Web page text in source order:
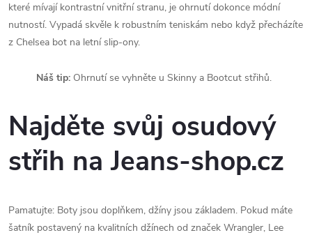
které mívají kontrastní vnitřní stranu, je ohrnutí dokonce módní
nutností. Vypadá skvěle k robustním teniskám nebo když přecházíte
z Chelsea bot na letní slip-ony.
Náš tip: Ohrnutí se vyhněte u Skinny a Bootcut střihů.
Najděte svůj osudový
střih na Jeans-shop.cz
Pamatujte: Boty jsou doplňkem, džíny jsou základem. Pokud máte
šatník postavený na kvalitních džínech od značek Wrangler, Lee